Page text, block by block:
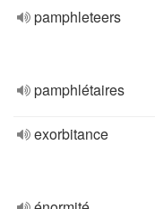
pamphleteers
pamphlétaires
exorbitance